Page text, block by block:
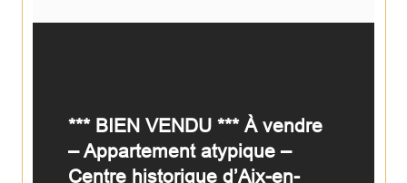
*** BIEN VENDU *** À vendre
– Appartement atypique –
Centre historique d’Aix-en-